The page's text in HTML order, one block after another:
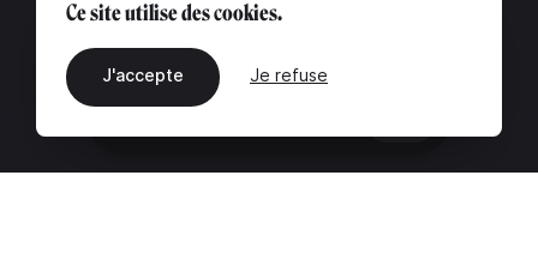
Ce site utilise des cookies.
J'accepte Je refuse